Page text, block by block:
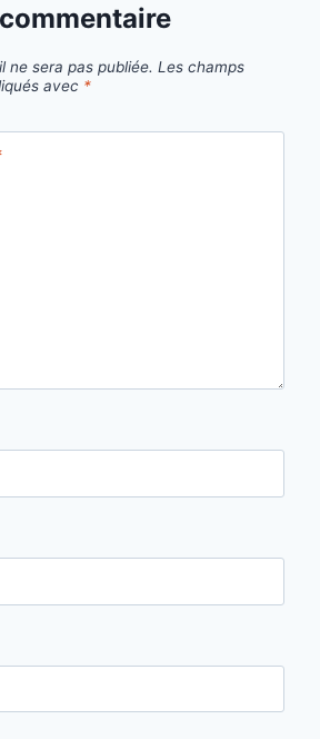
ne sera pas publiée. Les champs
avec *